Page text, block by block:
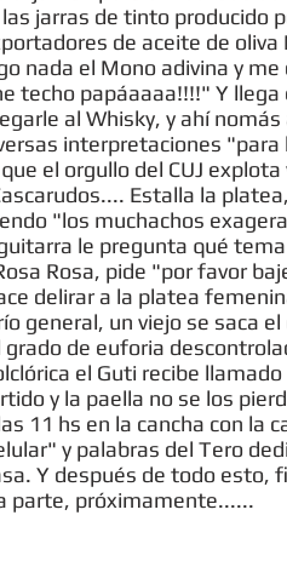
jarras de tinto
de aceite de oliva
nada el Mono adivina y
techo papáaaaa!!!!" Y llega
al Whisky, y ahí
interpretaciones
el orgullo del CUJ
Estalla la
"los muchachos
le pregunta qué
Rosa, pide "por favor
delirar a la platea
general, un viejo se saca
de euforia
el Guti recibe
y la paella no se los
11 hs en la cancha con la
y palabras del Tero
Y después de todo esto,
parte, próximamente......